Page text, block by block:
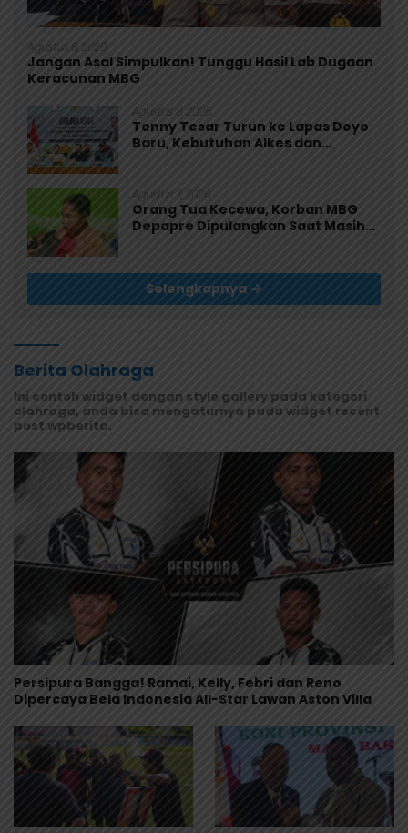
Agustus 8, 2026
Jangan Asal Simpulkan! Tunggu Hasil Lab Dugaan
Keracunan MBG
Agustus 8, 2026
Tonny Tesar Turun ke Lapas Doyo
Baru, Kebutuhan Alkes dan
Agustus 7, 2026
Orang Tua Kecewa, Korban MBG
Depapre Dipulangkan Saat Masih
Selengkapnya
Berita Olahraga
Ini contoh widget dengan style gallery pada kategori
olahraga, anda bisa mengaturnya pada widget recent
post wpberita.
Persipura Bangga! Ramai, Kelly, Febri dan Reno
Dipercaya Bela Indonesia All-Star Lawan Aston Villa